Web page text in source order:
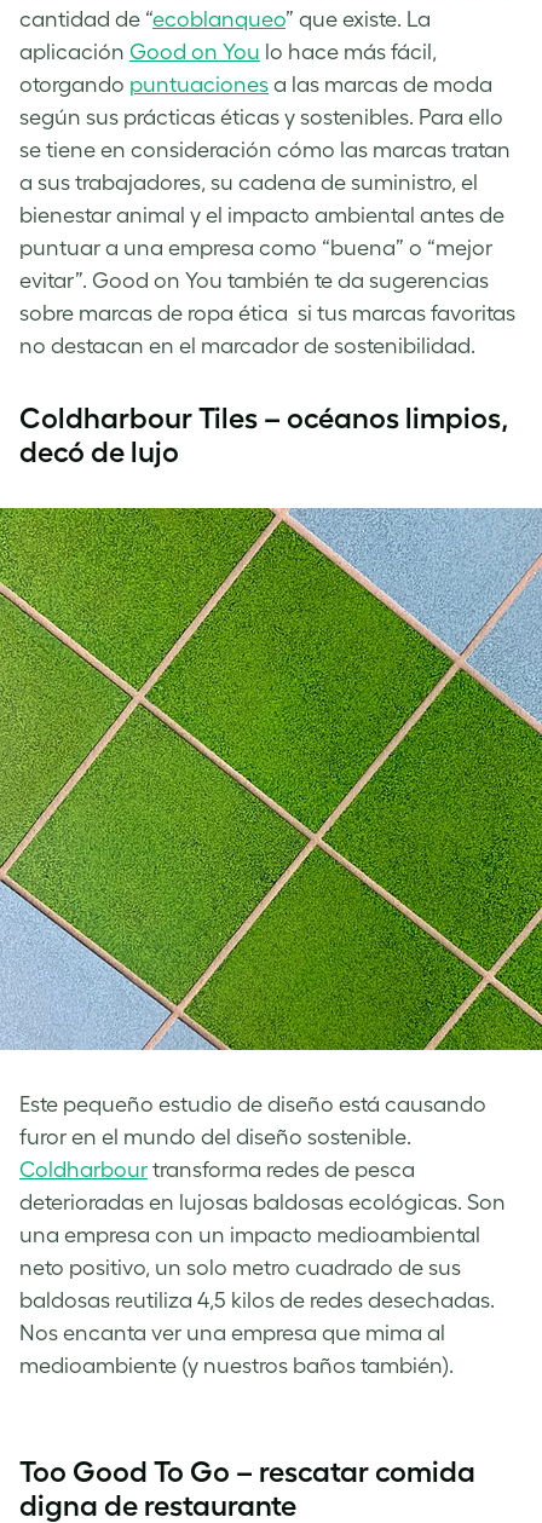
cantidad de “ecoblanqueo” que existe. La
aplicación Good on You lo hace más fácil,
otorgando puntuaciones a las marcas de moda
según sus prácticas éticas y sostenibles. Para ello
se tiene en consideración cómo las marcas tratan
a sus trabajadores, su cadena de suministro, el
bienestar animal y el impacto ambiental antes de
puntuar a una empresa como “buena” o “mejor
evitar”. Good on You también te da sugerencias
sobre marcas de ropa ética si tus marcas favoritas
no destacan en el marcador de sostenibilidad.
Coldharbour Tiles – océanos limpios,
decó de lujo
Este pequeño estudio de diseño está causando
furor en el mundo del diseño sostenible.
Coldharbour transforma redes de pesca
deterioradas en lujosas baldosas ecológicas. Son
una empresa con un impacto medioambiental
neto positivo, un solo metro cuadrado de sus
baldosas reutiliza 4,5 kilos de redes desechadas.
Nos encanta ver una empresa que mima al
medioambiente (y nuestros baños también).
Too Good To Go – rescatar comida
digna de restaurante